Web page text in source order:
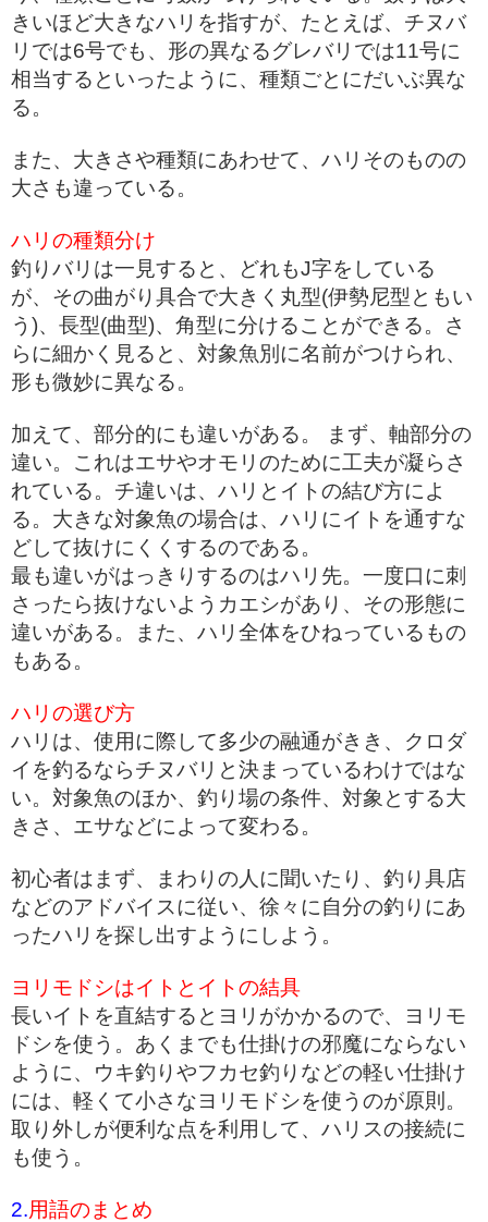
きいほど大きなハリを指すが、たとえば、チヌバ
リでは6号でも、形の異なるグレバリでは11号に
相当するといったように、種類ごとにだいぶ異な
る。
また、大きさや種類にあわせて、ハリそのものの
大さも違っている。
ハリの種類分け
釣りバリは一見すると、どれもJ字をしている
が、その曲がり具合で大きく丸型(伊勢尼型ともい
う)、長型(曲型)、角型に分けることができる。さ
らに細かく見ると、対象魚別に名前がつけられ、
形も微妙に異なる。
加えて、部分的にも違いがある。 まず、軸部分の
違い。これはエサやオモリのために工夫が凝らさ
れている。チ違いは、ハリとイトの結び方によ
る。大きな対象魚の場合は、ハリにイトを通すな
どして抜けにくくするのである。
最も違いがはっきりするのはハリ先。一度口に刺
さったら抜けないようカエシがあり、その形態に
違いがある。また、ハリ全体をひねっているもの
もある。
ハリの選び方
ハリは、使用に際して多少の融通がきき、クロダ
イを釣るならチヌバリと決まっているわけではな
い。対象魚のほか、釣り場の条件、対象とする大
きさ、エサなどによって変わる。
初心者はまず、まわりの人に聞いたり、釣り具店
などのアドバイスに従い、徐々に自分の釣りにあ
ったハリを探し出すようにしよう。
ヨリモドシはイトとイトの結具
長いイトを直結するとヨリがかかるので、ヨリモ
ドシを使う。あくまでも仕掛けの邪魔にならない
ように、ウキ釣りやフカセ釣りなどの軽い仕掛け
には、軽くて小さなヨリモドシを使うのが原則。
取り外しが便利な点を利用して、ハリスの接続に
も使う。
2.用語のまとめ